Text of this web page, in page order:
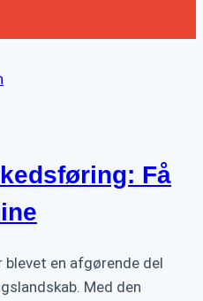
Få
en afgørende del
Med den